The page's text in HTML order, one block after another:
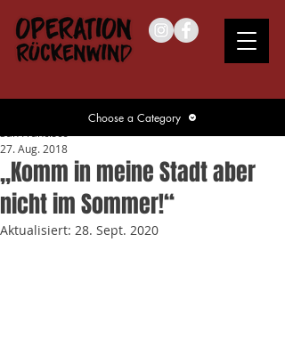
„Komm in meine Stadt aber
nicht im Sommer!“
27. Aug. 2018
Aktualisiert: 28. Sept. 2020
Choose a Category